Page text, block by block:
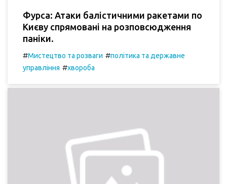
Фурса: Атаки балістичними ракетами по
Києву спрямовані на розповсюдження
паніки.
#Мистецтво та розваги #політика та державне
управління #хвороба